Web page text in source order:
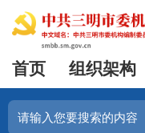
首页 组织架构